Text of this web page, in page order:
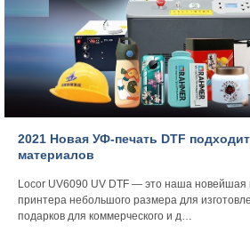
2021 Новая УФ-печать DTF
материалов
Locor UV6090 UV DTF — это наша новейшая
принтера небольшого размера для
подарков для коммерческого и д…